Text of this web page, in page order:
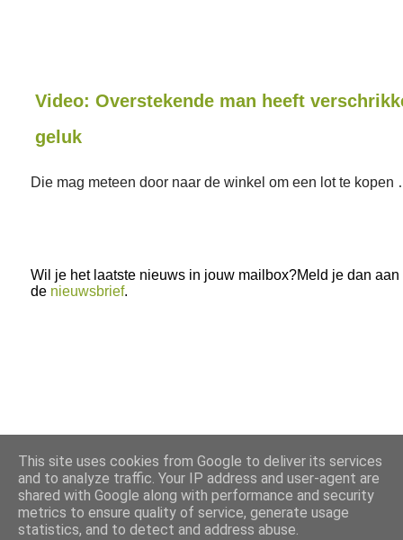
Video: Overstekende man heeft
geluk
Die mag meteen door naar de winkel om een lot te kopen
Wil je het laatste nieuws in jouw mailbox?Meld je dan aan
de nieuwsbrief.
This site uses cookies from Google to deliver its services
and to analyze traffic. Your IP address and user-agent are
shared with Google along with performance and security
metrics to ensure quality of service, generate usage
statistics, and to detect and address abuse.